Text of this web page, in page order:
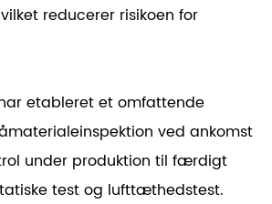
reducerer risikoen for
etableret et omfattende
ved ankomst
under produktion til færdigt
test og lufttæthedstest.